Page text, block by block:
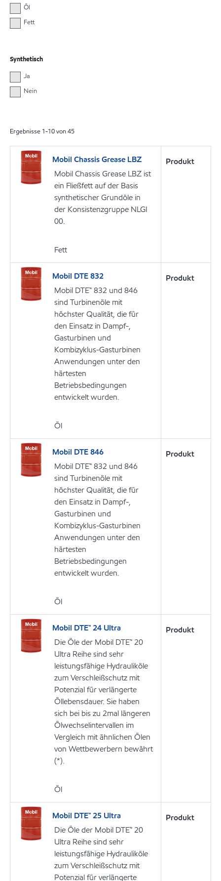
Öl
Fett
Synthetisch
Ja
Nein
Ergebnisse 1-10von45
Mobil Chassis Grease LBZ
Mobil Chassis Grease LBZ ist
ein Fließfett auf der Basis
synthetischer Grundöle in
der Konsistenzgruppe NLGI
00.
Fett
Produkt
Mobil DTE 832
Mobil DTE™ 832 und 846
sind Turbinenöle mit
höchster Qualität, die für
den Einsatz in Dampf-,
Gasturbinen und
Kombizyklus-Gasturbinen
Anwendungen unter den
härtesten
Betriebsbedingungen
entwickelt wurden.
Öl
Produkt
Mobil DTE 846
Mobil DTE™ 832 und 846
sind Turbinenöle mit
höchster Qualität, die für
den Einsatz in Dampf-,
Gasturbinen und
Kombizyklus-Gasturbinen
Anwendungen unter den
härtesten
Betriebsbedingungen
entwickelt wurden.
Öl
Produkt
Mobil DTE™ 24 Ultra
Die Öle der Mobil DTE™ 20
Ultra Reihe sind sehr
leistungsfähige Hydrauliköle
zum Verschleißschutz mit
Potenzial für verlängerte
Öllebensdauer. Sie haben
sich bei bis zu 2mal längeren
Ölwechselintervallen im
Vergleich mit ähnlichen Ölen
von Wettbewerbern bewährt
(*).
Öl
Produkt
Mobil DTE™ 25 Ultra
Die Öle der Mobil DTE™ 20
Ultra Reihe sind sehr
leistungsfähige Hydrauliköle
zum Verschleißschutz mit
Potenzial für verlängerte
Produkt